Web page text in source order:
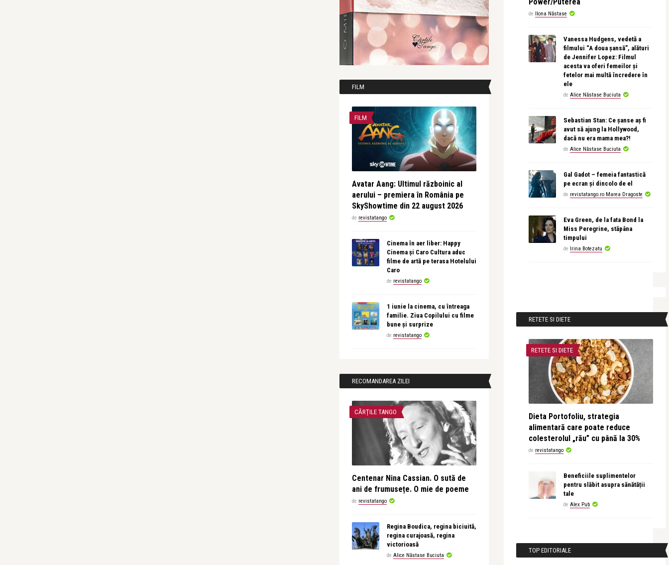
FILM
FILM
Avatar Aang: Ultimul războinic al
aerului – premiera în România pe
SkyShowtime din 22 august 2026
de revistatango
Cinema în aer liber: Happy
Cinema și Caro Cultura aduc
filme de artă pe terasa Hotelului
Caro
de revistatango
1 iunie la cinema, cu întreaga
familie. Ziua Copilului cu filme
bune și surprize
de revistatango
RECOMANDAREA ZILEI
CĂRȚILE TANGO
Centenar Nina Cassian. O sută de
ani de frumusețe. O mie de poeme
de revistatango
Regina Boudica, regina biciuită,
regina curajoasă, regina
victorioasă
de Alice Năstase Buciuta
de Ilona Năstase
Vanessa Hudgens, vedetă a
filmului “A doua șansă”, alături
de Jennifer Lopez: Filmul
acesta va oferi femeilor și
fetelor mai multă încredere în
ele
de Alice Năstase Buciuta
Sebastian Stan: Ce șanse aș fi
avut să ajung la Hollywood,
dacă nu era mama mea?!
de Alice Năstase Buciuta
Gal Gadot – femeia fantastică
pe ecran și dincolo de el
de revistatango.ro Marea Dragoste
Eva Green, de la fata Bond la
Miss Peregrine, stăpâna
timpului
de Irina Botezatu
RETETE SI DIETE
RETETE SI DIETE
Dieta Portofoliu, strategia
alimentară care poate reduce
colesterolul „rău” cu până la 30%
de revistatango
Beneficiile suplimentelor
pentru slăbit asupra sănătății
tale
de Alex Pub
TOP EDITORIALE